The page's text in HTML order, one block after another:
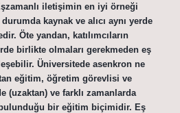
iletişimin en iyi örneği
kaynak ve alıcı aynı yerde
Öte yandan, katılımcıların
birlikte olmaları gerekmeden eş
Üniversitede asenkron ne
eğitim, öğretim görevlisi ve
(uzaktan) ve farklı zamanlarda
bir eğitim biçimidir. Eş